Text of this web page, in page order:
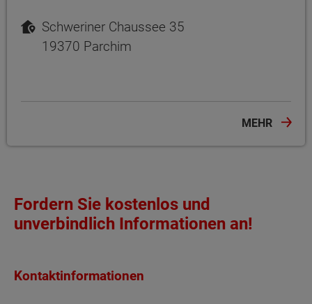
Schweriner Chaussee 35
19370 Parchim
MEHR
Fordern Sie kostenlos und
unverbindlich Informationen an!
Kontaktinformationen